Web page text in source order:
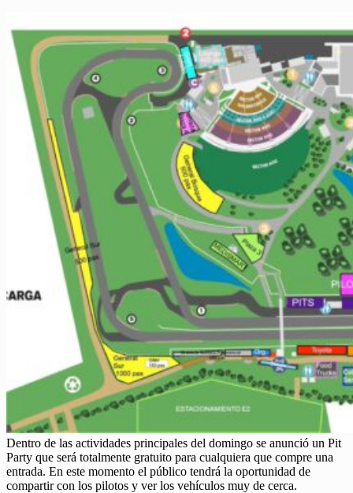
Dentro de las actividades principales del domingo se anunció un Pit
Party que será totalmente gratuito para cualquiera que compre una
entrada. En este momento el público tendrá la oportunidad de
compartir con los pilotos y ver los vehículos muy de cerca.